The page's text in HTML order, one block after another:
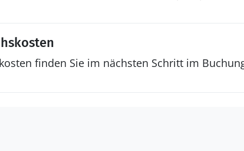
finden Sie im nächsten Schritt im